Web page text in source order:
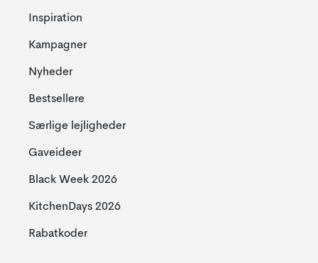
Inspiration
Kampagner
Nyheder
Bestsellere
Særlige lejligheder
Gaveideer
Black Week 2026
KitchenDays 2026
Rabatkoder